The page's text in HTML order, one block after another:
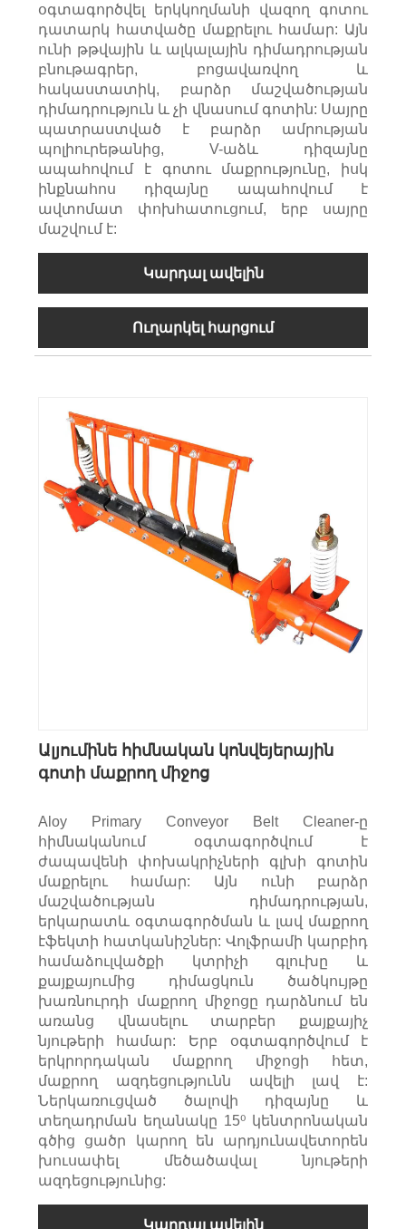
օգտագործվել երկկողմանի վազող գոտու
դատարկ հատվածը մաքրելու համար: Այն
ունի թթվային և ալկալային դիմադրության
բնութագրեր, բոցավառվող և
հակաստատիկ, բարձր մաշվածության
դիմադրություն և չի վնասում գոտին: Սայրը
պատրաստված է բարձր ամրության
պոլիուրեթանից, V-աձև դիզայնը
ապահովում է գոտու մաքրությունը, իսկ
ինքնահոս դիզայնը ապահովում է
ավտոմատ փոխհատուցում, երբ սայրը
մաշվում է:
Կարդալ ավելին
Ուղարկել հարցում
Ալյումինե հիմնական կոնվեյերային
գոտի մաքրող միջոց
Aloy Primary Conveyor Belt Cleaner-ը
հիմնականում օգտագործվում է
ժապավենի փոխակրիչների գլխի գոտին
մաքրելու համար: Այն ունի բարձր
մաշվածության դիմադրության,
երկարատև օգտագործման և լավ մաքրող
էֆեկտի հատկանիշներ: Վոլֆրամի կարբիդ
համաձուլվածքի կտրիչի գլուխը և
քայքայումից դիմացկուն ծածկույթը
խառնուրդի մաքրող միջոցը դարձնում են
առանց վնասելու տարբեր քայքայիչ
նյութերի համար: Երբ օգտագործվում է
երկրորդական մաքրող միջոցի հետ,
մաքրող ազդեցությունն ավելի լավ է:
Ներկառուցված ծալովի դիզայնը և
տեղադրման եղանակը 15⁰ կենտրոնական
գծից ցածր կարող են արդյունավետորեն
խուսափել մեծածավալ նյութերի
ազդեցությունից:
Կարդալ ավելին